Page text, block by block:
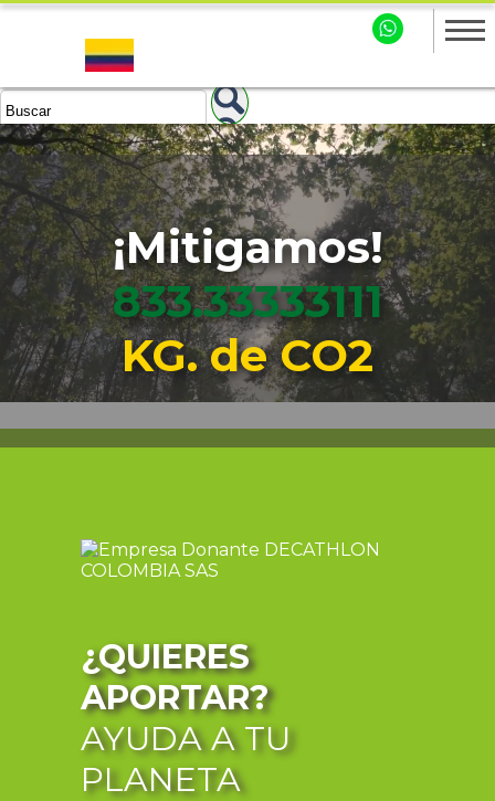
¡Mitigamos!
833.33333113
KG. de CO2
¿QUIERES
APORTAR?
AYUDA A TU
PLANETA